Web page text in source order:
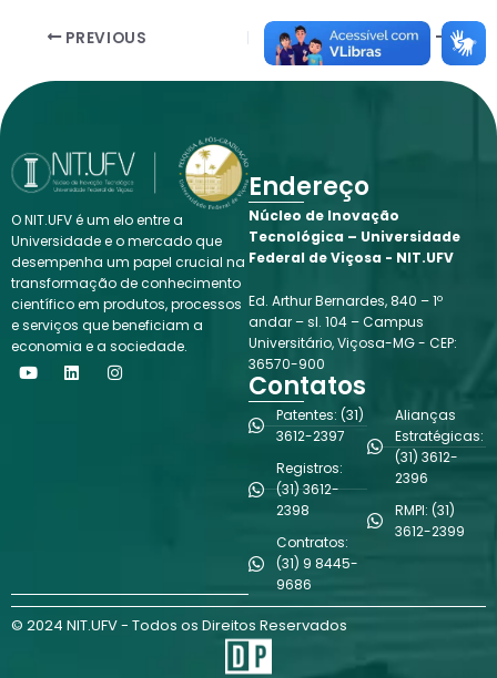
PREVIOUS NEXT
O NIT.UFV é um elo entre a
Universidade e o mercado que
desempenha um papel crucial na
transformação de conhecimento
científico em produtos, processos
e serviços que beneficiam a
economia e a sociedade.
Y
o
L
i
I
n
Endereço
Núcleo de Inovação
Tecnológica – Universidade
Federal de Viçosa - NIT.UFV
Ed. Arthur Bernardes, 840 – 1º
andar – sl. 104 – Campus
Universitário, Viçosa-MG - CEP:
36570-900
Contatos
Patentes: (31)
3612-2397
Registros:
(31) 3612-
2398
Contratos:
(31) 9 8445-
9686
Alianças
Estratégicas:
(31) 3612-
2396
RMPI: (31)
3612-2399
© 2024 NIT.UFV - Todos os Direitos Reservados